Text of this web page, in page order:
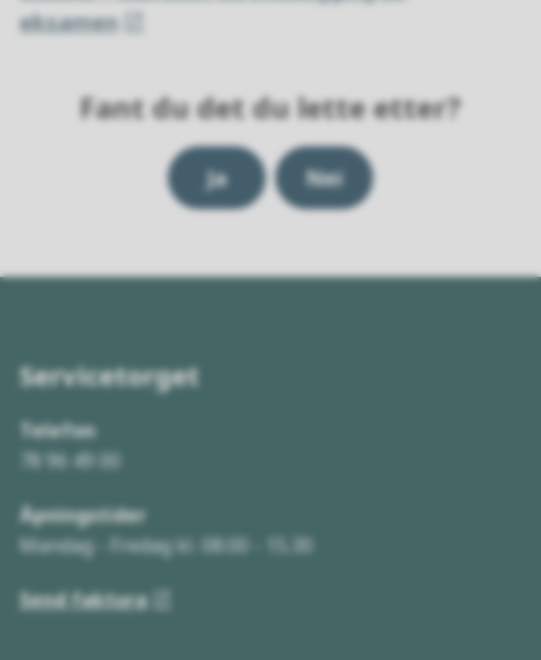
eksamen
Fant du det du lette etter?
Ja Nei
Servicetorget
Telefon
78 96 49 00
Åpningstider
Mandag - Fredag kl. 08.00 - 15.30
Send faktura